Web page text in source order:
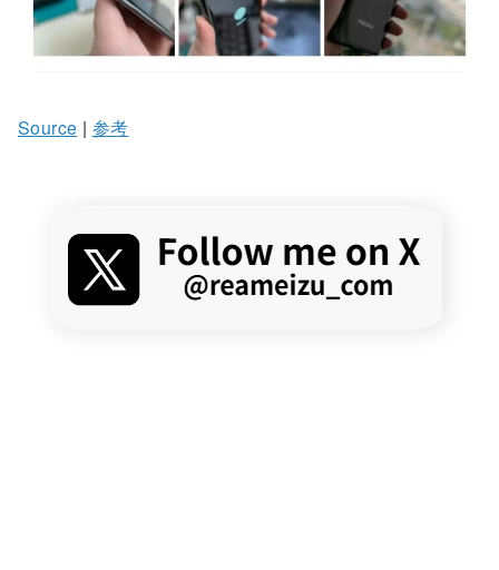
Source | 参考